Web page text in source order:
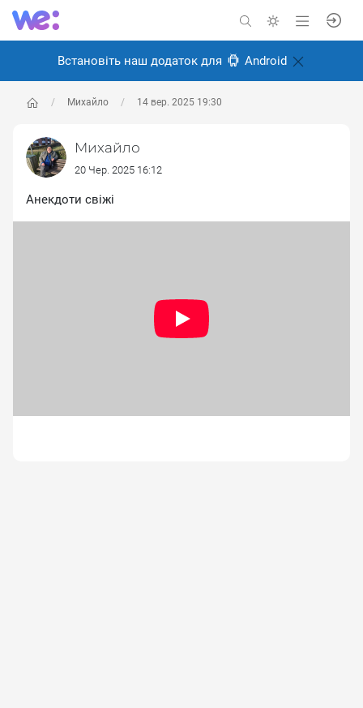
Встановіть наш додаток для Android
Михайло 14 вер. 2025 19:30
Михайло
20 Чер. 2025 16:12
Анекдоти свіжі